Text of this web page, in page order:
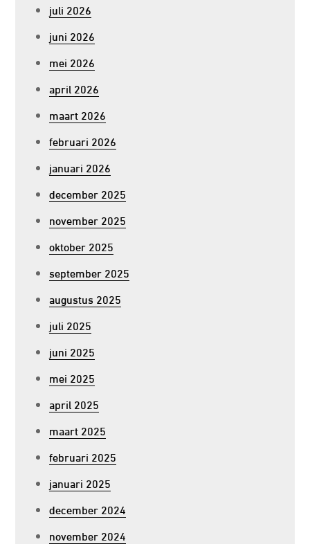
juli 2026
juni 2026
mei 2026
april 2026
maart 2026
februari 2026
januari 2026
december 2025
november 2025
oktober 2025
september 2025
augustus 2025
juli 2025
juni 2025
mei 2025
april 2025
maart 2025
februari 2025
januari 2025
december 2024
november 2024